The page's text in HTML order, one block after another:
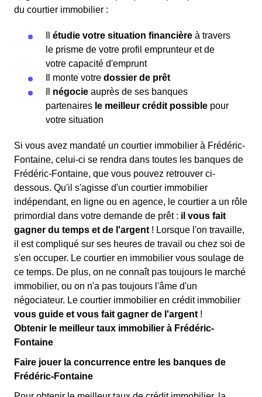
du courtier immobilier :
étudie votre situation financière à travers
le prisme de votre profil emprunteur et de
votre capacité d'emprunt
Il monte votre dossier de prêt
négocie auprès de ses banques
partenaires le meilleur crédit possible pour
votre situation
Si vous avez mandaté un courtier immobilier à Frédéric-
Fontaine, celui-ci se rendra dans toutes les banques de
Frédéric-Fontaine, que vous pouvez retrouver ci-
dessous. Qu'il s'agisse d'un courtier immobilier
indépendant, en ligne ou en agence, le courtier a un rôle
primordial dans votre demande de prêt : il vous fait
gagner du temps et de l'argent ! Lorsque l'on travaille,
il est compliqué sur ses heures de travail ou chez soi de
s'en occuper. Le courtier en immobilier vous soulage de
ce temps. De plus, on ne connaît pas toujours le marché
immobilier, ou on n'a pas toujours l'âme d'un
négociateur. Le courtier immobilier en crédit immobilier
vous guide et vous fait gagner de l'argent !
Obtenir le meilleur taux immobilier à Frédéric-
Fontaine
Faire jouer la concurrence entre les banques de
Frédéric-Fontaine